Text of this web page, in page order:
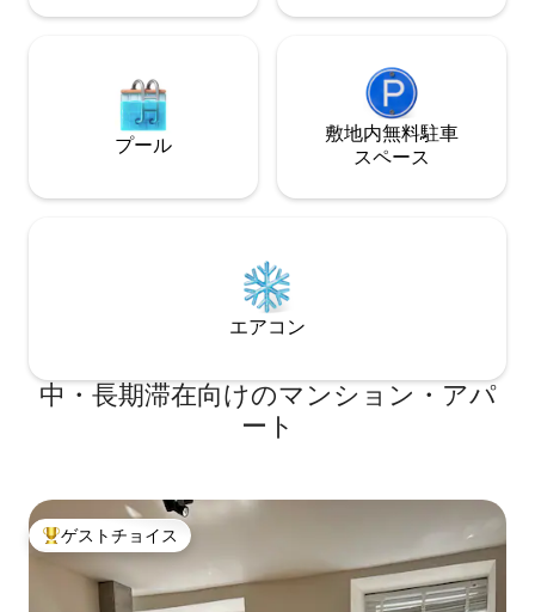
プール
敷地内無料駐⁠車
ス⁠ペ⁠ー⁠ス
エアコン
中・長期滞在向けのマンション・アパ
ート
大好評のゲストチョイスです。
ゲストチョイス